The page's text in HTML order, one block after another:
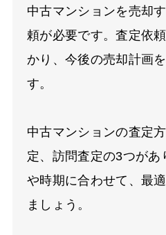
中古マンションを売却
頼が必要です。査定依
かり、今後の売却計画
す。
中古マンションの査定
定、訪問査定の3つがあ
や時期に合わせて、最
ましょう。